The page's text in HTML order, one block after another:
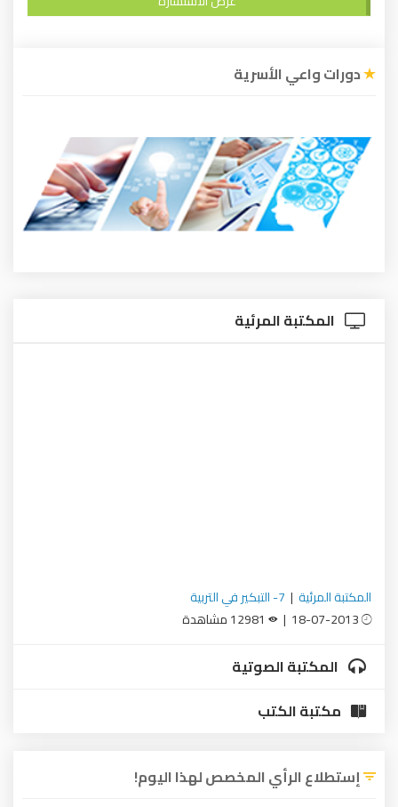
دورات واعي الأسرية
المكتبة المرئية
المكتبة المرئية | 7- التبكير في التربية
المكتبة الصوتية
مكتبة الكتب
إستطلاع الرأي المخصص لهذا اليوم!